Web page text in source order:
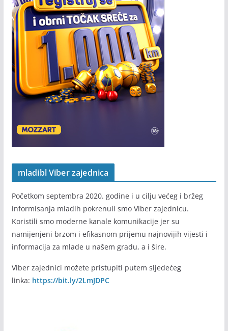
mladibl Viber zajednica
Početkom septembra 2020. godine i u cilju većeg i bržeg
informisanja mladih pokrenuli smo Viber zajednicu.
Koristili smo moderne kanale komunikacije jer su
namijenjeni brzom i efikasnom prijemu najnovijih vijesti i
informacija za mlade u našem gradu, a i šire.
Viber zajednici možete pristupiti putem sljedećeg
linka: https://bit.ly/2LmJDPC